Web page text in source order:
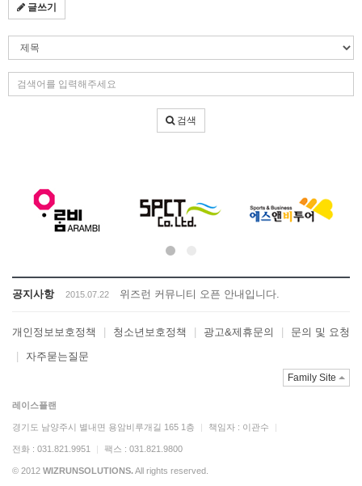
글쓰기
색
조
색
어
입
검색
공지사항 2015.07.22 위즈런 커뮤니티 오픈 안내입니다.
개인정보보호정책 | 청소년보호정책 | 광고&제휴문의 |
문의 및 요청
|
자주묻는질문
Family Site
레이스플랜
경기도 남양주시 별내면 용암비루개길 165 1층 | 책임자 : 이관수 |
전화 : 031.821.9951 | 팩스 : 031.821.9800
© 2012 WIZRUNSOLUTIONS.All rights reserved.